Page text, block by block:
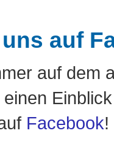
auf
auf dem
Facebook!